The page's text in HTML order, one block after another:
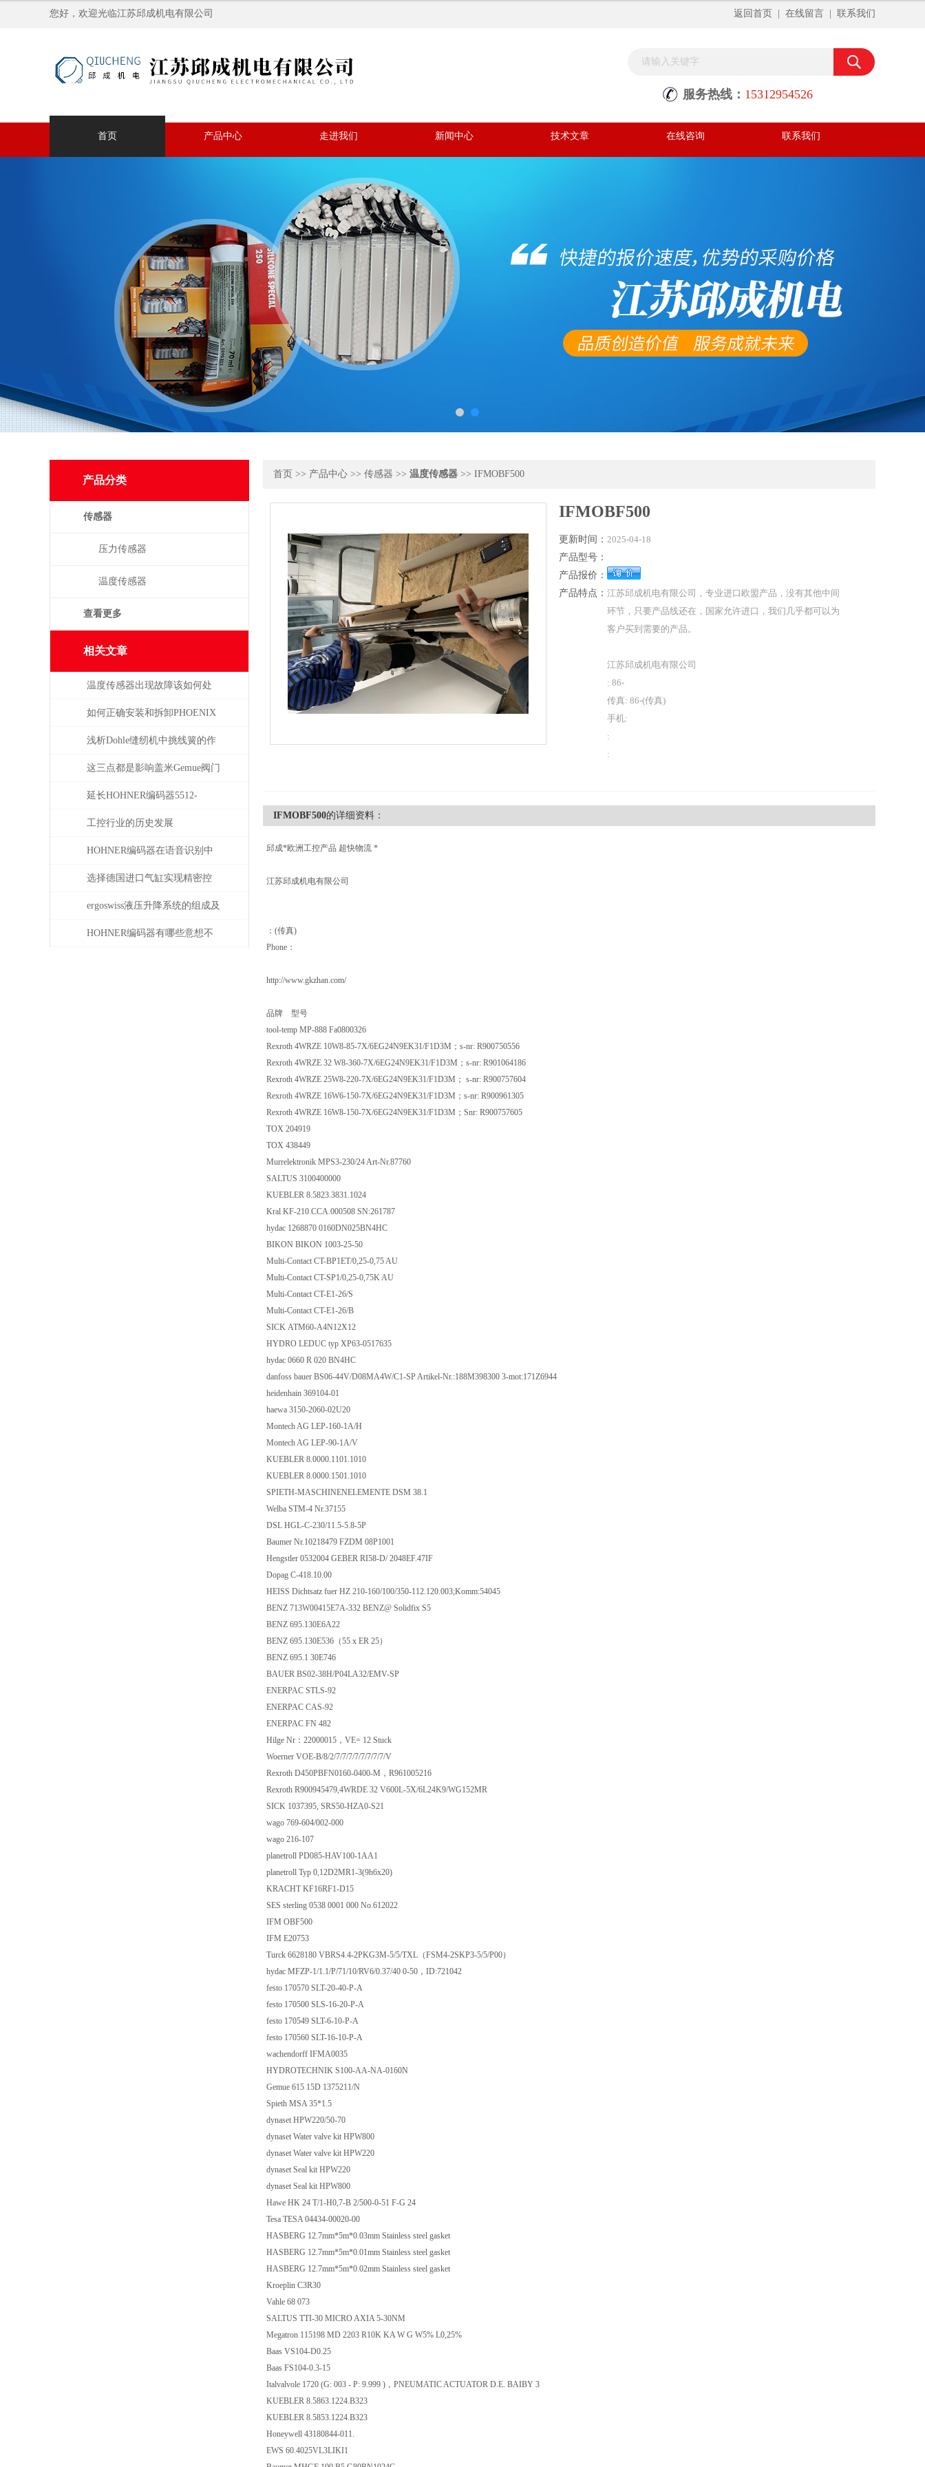
您好，欢迎光临江苏邱成机电有限公司 返回首页 在线留言 联系我们
服务热线： 15312954526
首页 产品中心 走进我们 新闻中心 技术文章 在线咨询 联系我们
产品分类
传感器
压力传感器
温度传感器
查看更多
相关文章
温度传感器出现故障该如何处
理
如何正确安装和拆卸PHOENIX
菲尼克斯连接器？
浅析Dohle缝纫机中挑线簧的作
用
这三点都是影响盖米Gemue阀门
价格的主要因素
延长HOHNER编码器5512-
05FR-0800使用寿命的保养秘诀
工控行业的历史发展
HOHNER编码器在语音识别中
有什么应用
选择德国进口气缸实现精密控
制和动力传输
ergoswiss液压升降系统的组成及
其作用
HOHNER编码器有哪些意想不
首页 >> 产品中心 >> 传感器 >> 温度传感器 >> IFMOBF500
IFMOBF500
更新时间： 2025-04-18
产品型号：
产品报价：
产品特点： 江苏邱成机电有限公司，专业进口欧盟产品，没有其他中间
环节，只要产品线还在，国家允许进口，我们几乎都可以为
客户买到需要的产品。
江苏邱成机电有限公司
: 86-
传真: 86-(传真)
手机:
:
:
IFMOBF500的详细资料：
邱成*欧洲工控产品 超快物流 *
江苏邱成机电有限公司
：(传真)
Phone：
http://www.gkzhan.com/
品牌 型号
tool-temp MP-888 Fa0800326
Rexroth 4WRZE 10W8-85-7X/6EG24N9EK31/F1D3M；s-nr: R900750556
Rexroth 4WRZE 32 W8-360-7X/6EG24N9EK31/F1D3M；s-nr: R901064186
Rexroth 4WRZE 25W8-220-7X/6EG24N9EK31/F1D3M； s-nr: R900757604
Rexroth 4WRZE 16W6-150-7X/6EG24N9EK31/F1D3M；s-nr: R900961305
Rexroth 4WRZE 16W8-150-7X/6EG24N9EK31/F1D3M；Snr: R900757605
TOX 204919
TOX 438449
Murrelektronik MPS3-230/24 Art-Nr.87760
SALTUS 3100400000
KUEBLER 8.5823.3831.1024
Kral KF-210.CCA.000508 SN:261787
hydac 1268870 0160DN025BN4HC
BIKON BIKON 1003-25-50
Multi-Contact CT-BP1ET/0,25-0,75 AU
Multi-Contact CT-SP1/0,25-0,75K AU
Multi-Contact CT-E1-26/S
Multi-Contact CT-E1-26/B
SICK ATM60-A4N12X12
HYDRO LEDUC typ XP63-0517635
hydac 0660 R 020 BN4HC
danfoss bauer BS06-44V/D08MA4W/C1-SP Artikel-Nr.:188M398300 3-mot:171Z6944
heidenhain 369104-01
haewa 3150-2060-02U20
Montech AG LEP-160-1A/H
Montech AG LEP-90-1A/V
KUEBLER 8.0000.1101.1010
KUEBLER 8.0000.1501.1010
SPIETH-MASCHINENELEMENTE DSM 38.1
Welba STM-4 Nr.37155
DSL HGL-C-230/11.5-5.8-5P
Baumer Nr.10218479 FZDM 08P1001
Hengstler 0532004 GEBER RI58-D/ 2048EF.47IF
Dopag C-418.10.00
HEISS Dichtsatz fuer HZ 210-160/100/350-112.120.003;Komm:54045
BENZ 713W00415E7A-332 BENZ@ Solidfix S5
BENZ 695.130E6A22
BENZ 695.130E536（55 x ER 25）
BENZ 695.1 30E746
BAUER BS02-38H/P04LA32/EMV-SP
ENERPAC STLS-92
ENERPAC CAS-92
ENERPAC FN 482
Hilge Nr：22000015，VE= 12 Stuck
Woerner VOE-B/8/2/7/7/7/7/7/7/7/7/V
Rexroth D450PBFN0160-0400-M，R961005216
Rexroth R900945479,4WRDE 32 V600L-5X/6L24K9/WG152MR
SICK 1037395, SRS50-HZA0-S21
wago 769-604/002-000
wago 216-107
planetroll PD085-HAV100-1AA1
planetroll Typ 0,12D2MR1-3(9h6x20)
KRACHT KF16RF1-D15
SES sterling 0538 0001 000 No.612022
IFM OBF500
IFM E20753
Turck 6628180 VBRS4.4-2PKG3M-5/5/TXL（FSM4-2SKP3-5/5/P00）
hydac MFZP-1/1.1/P/71/10/RV6/0.37/40 0-50，ID:721042
festo 170570 SLT-20-40-P-A
festo 170500 SLS-16-20-P-A
festo 170549 SLT-6-10-P-A
festo 170560 SLT-16-10-P-A
wachendorff IFMA0035
HYDROTECHNIK S100-AA-NA-0160N
Gemue 615 15D 1375211/N
Spieth MSA 35*1.5
dynaset HPW220/50-70
dynaset Water valve kit HPW800
dynaset Water valve kit HPW220
dynaset Seal kit HPW220
dynaset Seal kit HPW800
Hawe HK 24 T/1-H0,7-B 2/500-0-51 F-G 24
Tesa TESA 04434-00020-00
HASBERG 12.7mm*5m*0.03mm Stainless steel gasket
HASBERG 12.7mm*5m*0.01mm Stainless steel gasket
HASBERG 12.7mm*5m*0.02mm Stainless steel gasket
Kroeplin C3R30
Vahle 68 073
SALTUS TTI-30 MICRO AXIA 5-30NM
Megatron 115198 MD 2203 R10K KA W G W5% L0,25%
Baas VS104-D0.25
Baas FS104-0.3-15
Italvalvole 1720 (G: 003 - P: 9.999 )，PNEUMATIC ACTUATOR D.E. BAIBY 3
KUEBLER 8.5863.1224.B323
KUEBLER 8.5853.1224.B323
Honeywell 43180844-011.
EWS 60.4025VL3LIKI1